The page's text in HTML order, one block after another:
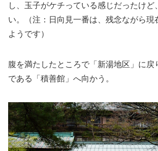
し、玉子がケチっている感じだったけど
い。（注：日向見一番は、残念ながら現
ようです）
腹を満たしたところで「新湯地区」に戻
である「積善館」へ向かう。